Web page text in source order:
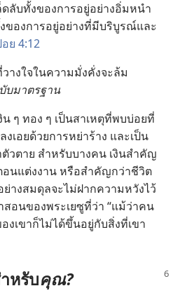
ดลับทั้งของการอยู่อย่างอิ่มหนำ
ของการอยู่อย่างที่มีบริบูรณ์และ
ย 4:12
วางใจในความมั่งคั่งจะล้ม
บมาตรฐาน
น ๆ ทอง ๆ เป็นสาเหตุที่พบบ่อยที่
ลงเอยด้วยการหย่าร้าง และเป็น
ตัวตาย สำหรับบางคน เงินสำคัญ
อนแต่งงาน หรือสำคัญกว่าชีวิต
ย่างสมดุลจะไม่ฝากความหวังไว้
สอนของพระเยซูที่ว่า “แม้ว่าคน
งเขาก็ไม่ได้ขึ้นอยู่กับสิ่งที่เขา
หรับคุณ?